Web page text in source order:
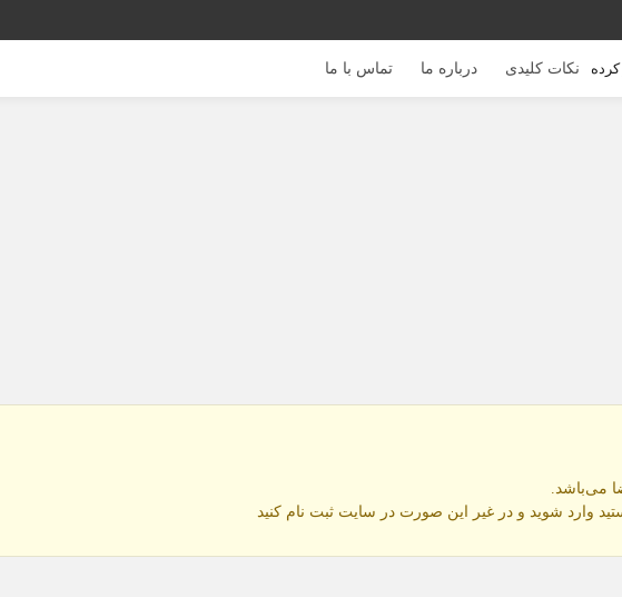
نکات کلیدی درباره ما تماس با ما
می‌باشد.
وارد شوید و در غیر این صورت در سایت ثبت نام کنید